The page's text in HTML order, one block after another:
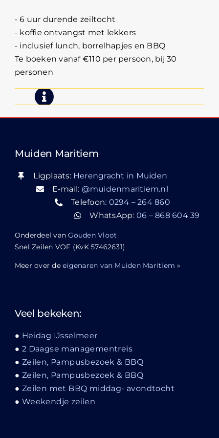
- 6 uur durende zeiltocht
- koffie ontvangst met lekkers
- inclusief lunch, borrelhapjes en BBQ
Te boeken vanaf €110 per persoon, bij 30
personen
Muiden Maritiem
Ligplaats: Herengracht in Muiden
E-mail: @muidenmaritiem.nl
Telefoon: 0294 – 264 860
WhatsApp: 06 – 868 604 39
Onderdeel vanGouden Vloot
Snel Zeilen VOF (KvK 57462631)
Meer over deeigenaren van Muiden Maritiem »
Veel bekeken:
Heidag IJsselmeer
2 Daagse managementreis
Zeilen, Pampusbezoek & BBQ
Zeilen, Pampusbezoek & BBQ
Zeilen met BBQ middag- avondtocht
Weekendje zeilen